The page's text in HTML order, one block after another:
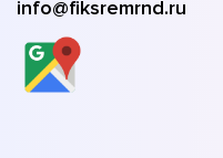
info@fiksremrnd.ru